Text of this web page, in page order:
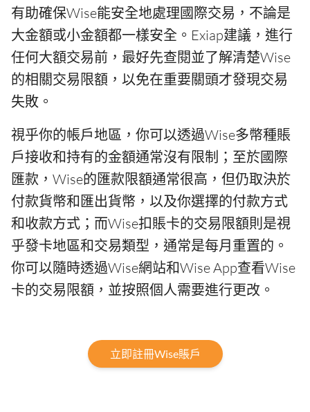
有助確保Wise能安全地處理國際交易，不論是
大金額或小金額都一樣安全。Exiap建議，進行
任何大額交易前，最好先查閱並了解清楚Wise
的相關交易限額，以免在重要關頭才發現交易
失敗。
視乎你的帳戶地區，你可以透過Wise多幣種賬
戶接收和持有的金額通常沒有限制；至於國際
匯款，Wise的匯款限額通常很高，但仍取決於
付款貨幣和匯出貨幣，以及你選擇的付款方式
和收款方式；而Wise扣賬卡的交易限額則是視
乎發卡地區和交易類型，通常是每月重置的。
你可以隨時透過Wise網站和Wise App查看Wise
卡的交易限額，並按照個人需要進行更改。
立即註冊Wise賬戶